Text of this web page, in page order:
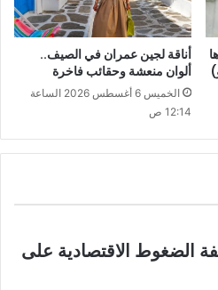
أناقة لجين عمران في الصيف..
ألوان منعشة وحقائب فاخرة
الخميس 6 أغسطس 2026 الساعة
12:14 ص
الضغوط الاقتصادية على